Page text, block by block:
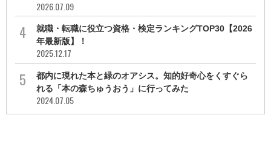
2026.07.09
就職・転職に役立つ資格・検定ランキングTOP30【2026
年最新版】！
2025.12.17
都内に現れた本と緑のオアシス。知的好奇心をくすぐら
れる「本の森ちゅうおう」に行ってみた
2024.07.05